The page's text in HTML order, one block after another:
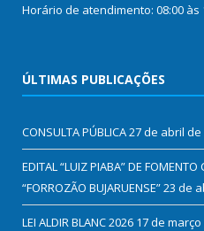
Horário de atendimento: 08:00 às
ÚLTIMAS PUBLICAÇÕES
CONSULTA PÚBLICA27 de abril de
EDITAL “LUIZ PIABA” DE FOMENTO
“FORROZÃO BUJARUENSE”23 de
LEI ALDIR BLANC 2026 17 de